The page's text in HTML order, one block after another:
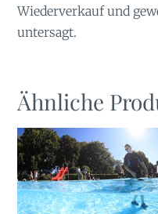
Wiederverkauf und
untersagt.
Ähnliche